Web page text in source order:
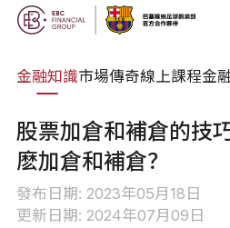
金融知識市場傳奇線上課程金
股票加倉和補倉的技
麽加倉和補倉？
發布日期: 2023年05月18日
更新日期: 2024年07月09日